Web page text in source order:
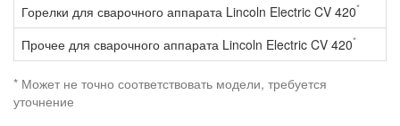
Горелки для сварочного аппарата Lincoln Electric CV 420*
Прочее для сварочного аппарата Lincoln Electric CV 420*
* Может не точно соответствовать модели, требуется
уточнение